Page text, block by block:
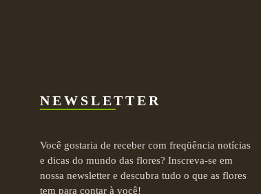
NEWSLETTER
Você gostaria de receber com freqüência notícias
e dicas do mundo das flores? Inscreva-se em
nossa newsletter e descubra tudo o que as flores
tem para contar à você!